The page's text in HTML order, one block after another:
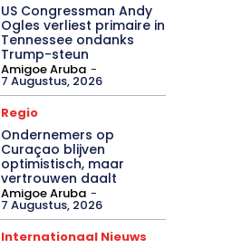
US Congressman Andy
Ogles verliest primaire in
Tennessee ondanks
Trump-steun
Amigoe Aruba -
7 Augustus, 2026
Regio
Ondernemers op
Curaçao blijven
optimistisch, maar
vertrouwen daalt
Amigoe Aruba -
7 Augustus, 2026
Internationaal Nieuws